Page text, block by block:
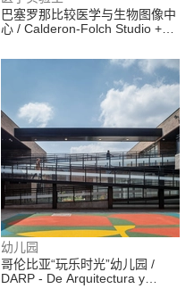
巴塞罗那比较医学与生物图像中
心 / Calderon-Folch Studio +
COMA Arquitectura + Mario
幼儿园
哥伦比亚“玩乐时光”幼儿园 /
DARP - De Arquitectura y